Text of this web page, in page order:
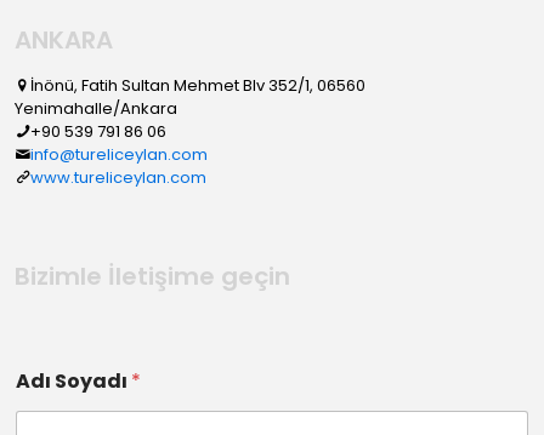
ANKARA
İnönü, Fatih Sultan Mehmet Blv 352/1, 06560
Yenimahalle/Ankara
+90 539 791 86 06
info@tureliceylan.com
www.tureliceylan.com
Bizimle İletişime geçin
Adı Soyadı *